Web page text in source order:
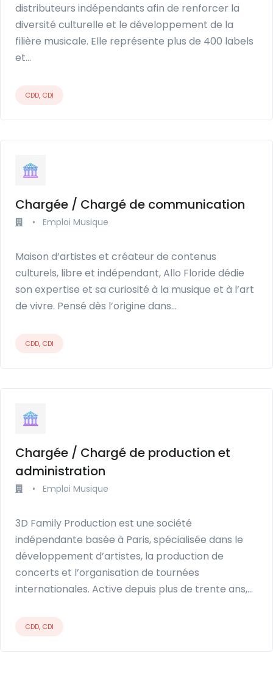
distributeurs indépendants afin de renforcer la
diversité culturelle et le développement de la
filière musicale. Elle représente plus de 400 labels
et…
CDD, CDI
Chargée / Chargé de communication
• Emploi Musique
Maison d’artistes et créateur de contenus
culturels, libre et indépendant, Allo Floride dédie
son expertise et sa curiosité à la musique et à l’art
de vivre. Pensé dès l’origine dans…
CDD, CDI
Chargée / Chargé de production et
administration
• Emploi Musique
3D Family Production est une société
indépendante basée à Paris, spécialisée dans le
développement d’artistes, la production de
concerts et l’organisation de tournées
internationales. Active depuis plus de trente ans,…
CDD, CDI